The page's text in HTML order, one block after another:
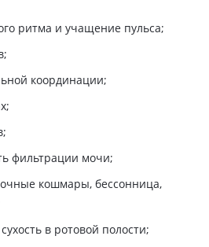
ритма и учащение пульса;
координации;
фильтрации мочи;
кошмары, бессонница,
в ротовой полости;